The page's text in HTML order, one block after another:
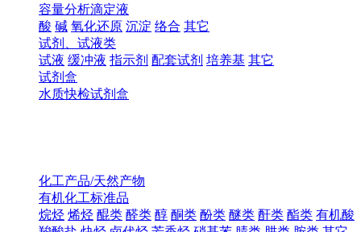
容量分析滴定液
酸 碱 氧化还原 沉淀 络合 其它
试剂、试液类
试液 缓冲液 指示剂 配套试剂 培养基 其它
试剂盒
水质快检试剂盒
化工产品/天然产物
有机化工标准品
烷烃 烯烃 醌类 醛类 醇 酮类 酚类 醚类 酐类 酯类 有机酸